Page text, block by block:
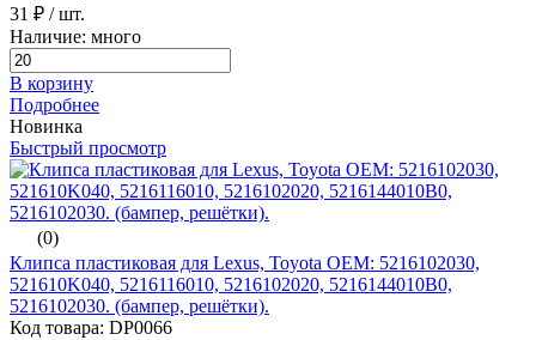
31 ₽ / шт.
Наличие: много
В корзину
Подробнее
Новинка
Быстрый просмотр
(0)
Клипса пластиковая для Lexus, Toyota ОЕМ: 5216102030,
521610K040, 5216116010, 5216102020, 5216144010B0,
5216102030. (бампер, решётки).
Код товара: DP0066